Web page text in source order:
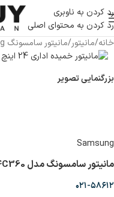
رد کردن به ناوبری
رد کردن به محتوای اصلی
خانه/مانیتور/مانیتور سامسونگ Samsung
بزرگنمایی تصویر
Samsung
مانیتور سامسونگ مدل LS24C360 سایز 24 اینچ
۰۲۱-۵۸۶۱۲